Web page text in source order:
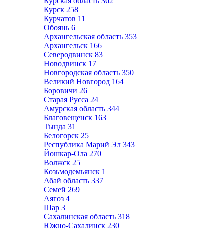
Курск 258
Курчатов 11
Обоянь 6
Архангельская область 353
Архангельск 166
Северодвинск 83
Новодвинск 17
Новгородская область 350
Великий Новгород 164
Боровичи 26
Старая Русса 24
Амурская область 344
Благовещенск 163
Тында 31
Белогорск 25
Республика Марий Эл 343
Йошкар-Ола 270
Волжск 25
Козьмодемьянск 1
Абай область 337
Семей 269
Аягоз 4
Шар 3
Сахалинская область 318
Южно-Сахалинск 230